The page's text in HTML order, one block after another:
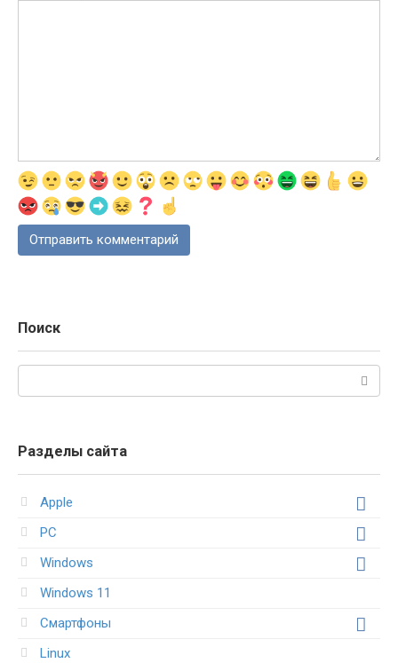
Поиск
Разделы сайта
Apple
PC
Windows
Windows 11
Смартфоны
Linux